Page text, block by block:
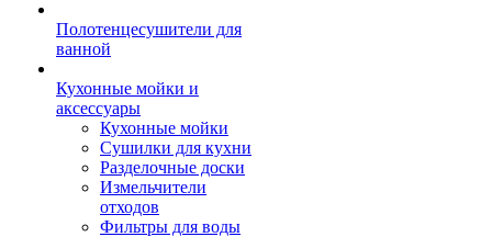
Полотенцесушители для
ванной
Кухонные мойки и
аксессуары
Кухонные мойки
Сушилки для кухни
Разделочные доски
Измельчители
отходов
Фильтры для воды